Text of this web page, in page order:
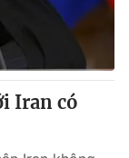
Iran có